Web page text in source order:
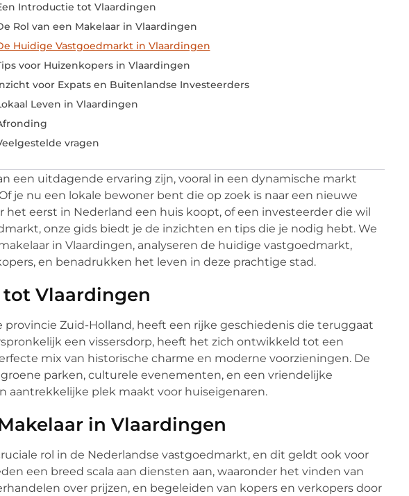
Introductie tot Vlaardingen
Rol van een Makelaar in Vlaardingen
Huidige Vastgoedmarkt in Vlaardingen
voor Huizenkopers in Vlaardingen
voor Expats en Buitenlandse Investeerders
Leven in Vlaardingen
vragen
een uitdagende ervaring zijn, vooral in een dynamische markt
je nu een lokale bewoner bent die op zoek is naar een nieuwe
het eerst in Nederland een huis koopt, of een investeerder die wil
onze gids biedt je de inzichten en tips die je nodig hebt. We
in Vlaardingen, analyseren de huidige vastgoedmarkt,
en benadrukken het leven in deze prachtige stad.
Vlaardingen
provincie Zuid-Holland, heeft een rijke geschiedenis die teruggaat
een vissersdorp, heeft het zich ontwikkeld tot een
mix van historische charme en moderne voorzieningen. De
parken, culturele evenementen, en een vriendelijke
aantrekkelijke plek maakt voor huiseigenaren.
in Vlaardingen
rol in de Nederlandse vastgoedmarkt, en dit geldt ook voor
een breed scala aan diensten aan, waaronder het vinden van
over prijzen, en begeleiden van kopers en verkopers door